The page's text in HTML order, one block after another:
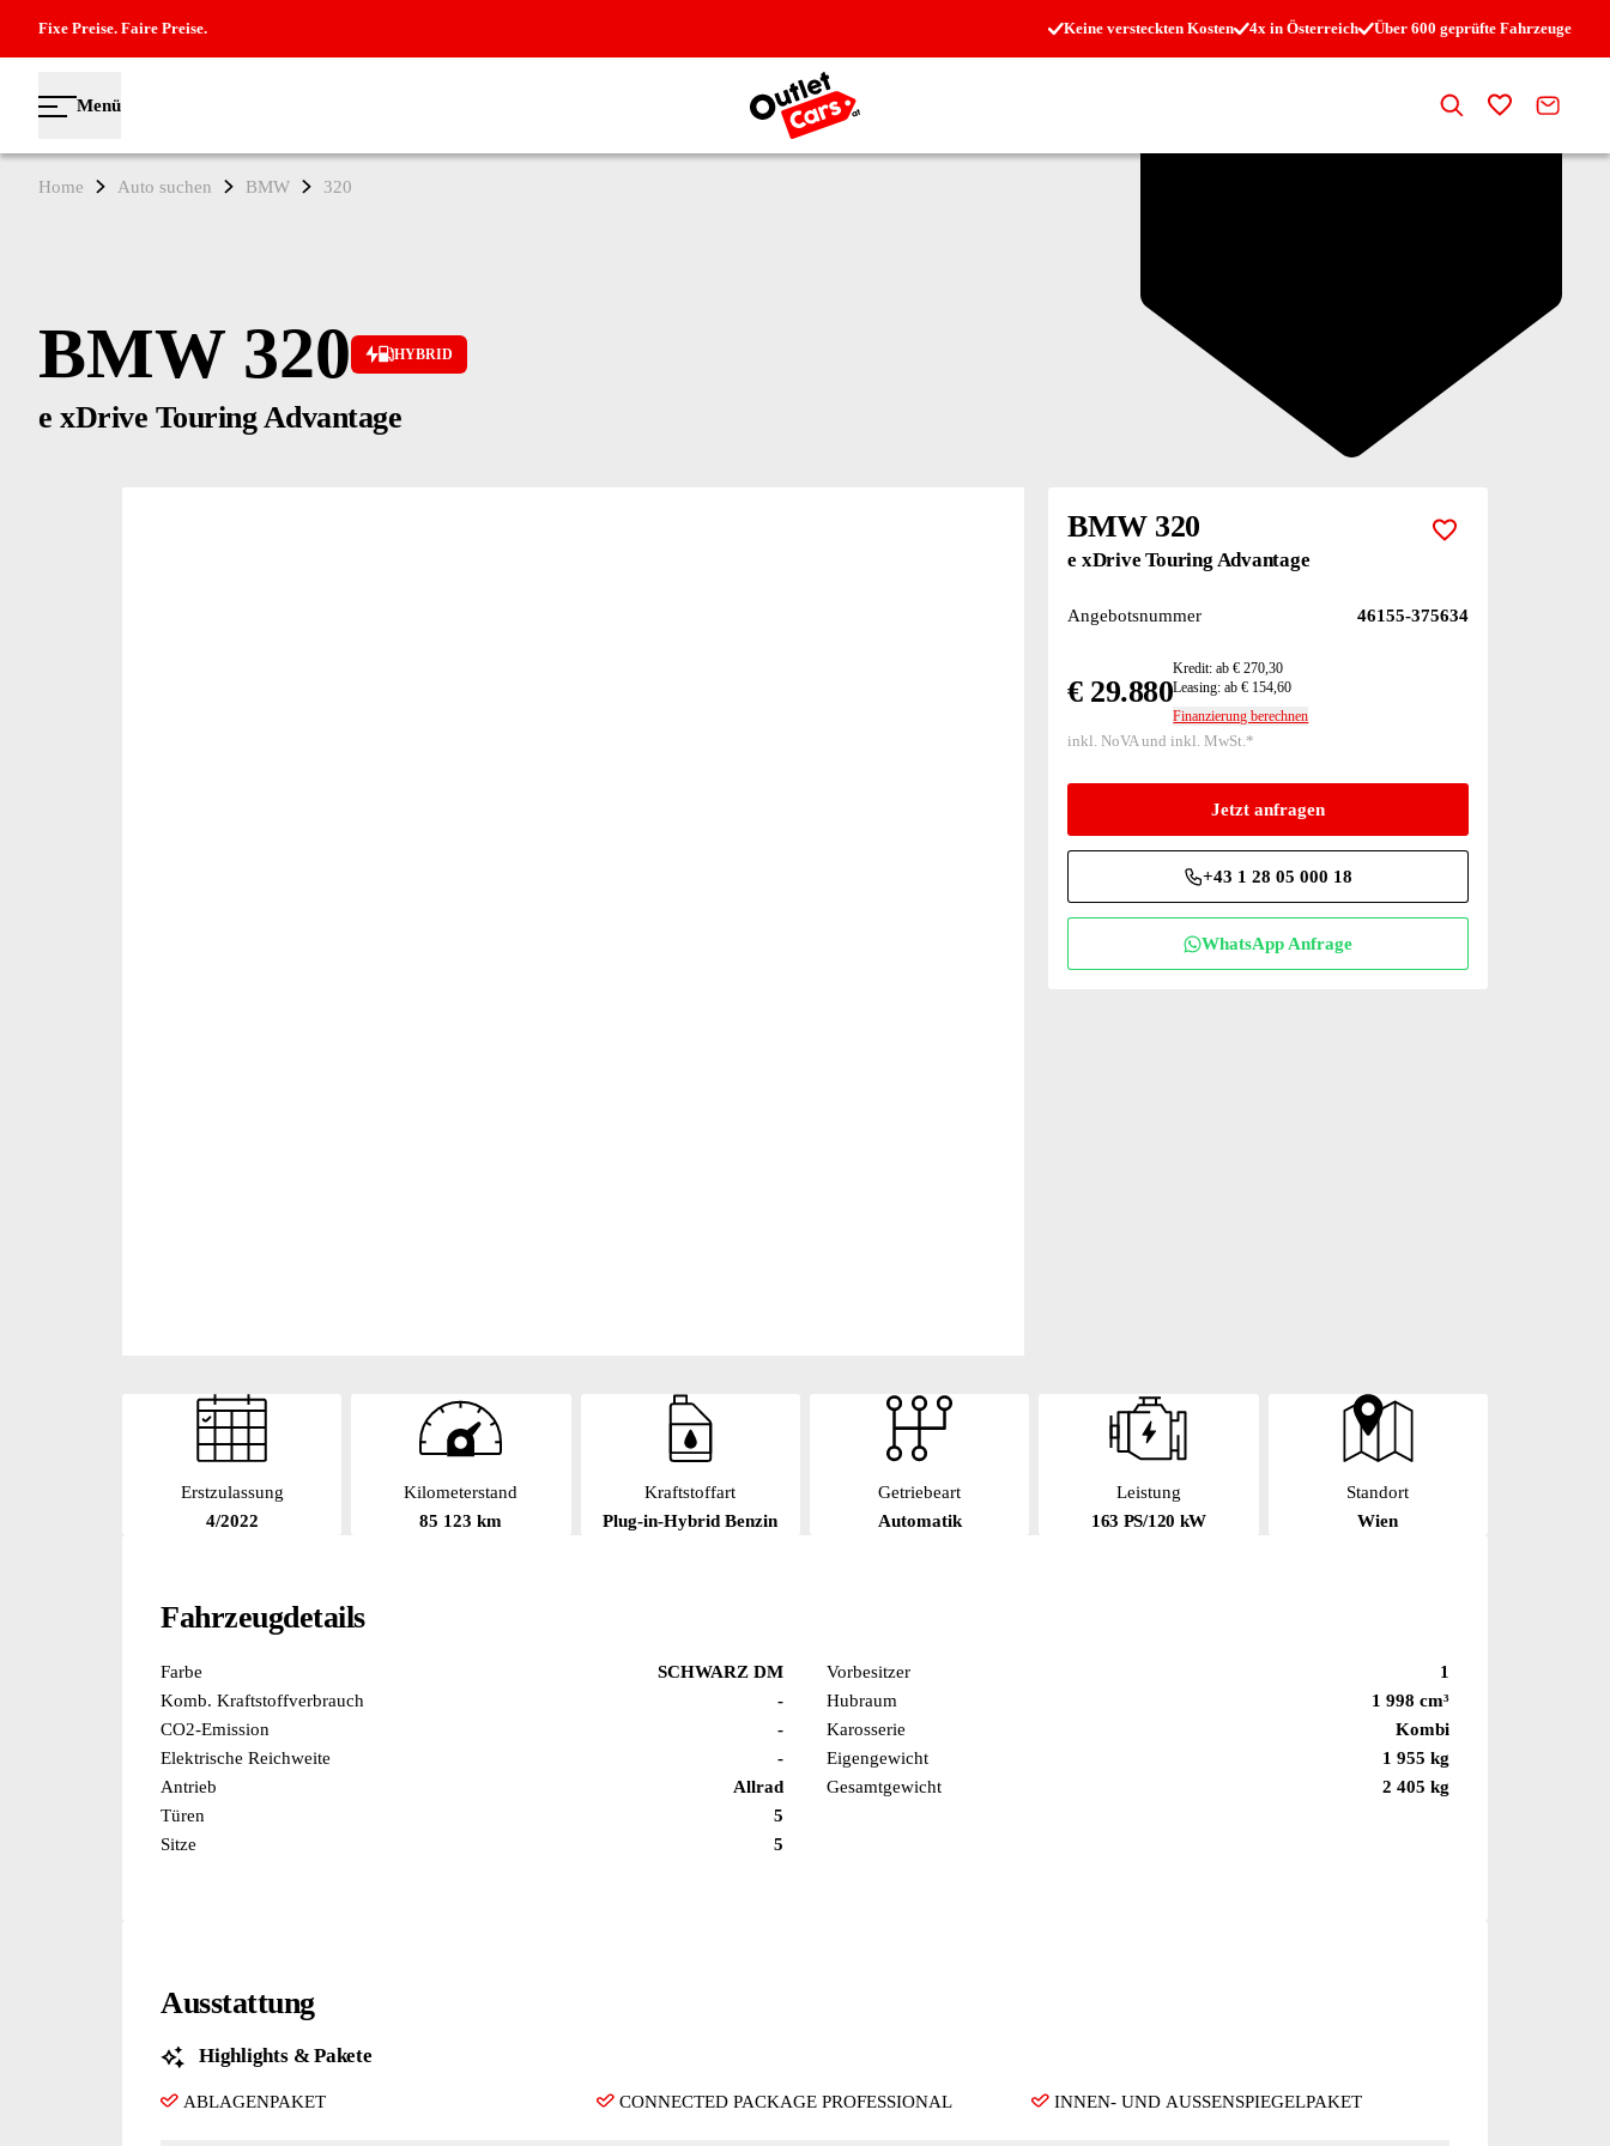
Fixe Preise. Faire Preise. Keine versteckten Kosten 4x in Österreich Über 600 geprüfte Fahrzeuge
Menü
Zur Startseite
SucheZur
Home Auto suchen BMW 320
HYBRID
BMW 320
e xDrive Touring Advantage
FINANZIERUNGS-BONUS
BMW 320
e xDrive Touring Advantage
Zur Merkliste
Angebotsnummer 46155-375634
€ 29.880
Kredit: ab € 270,30
Leasing: ab € 154,60
Finanzierung berechnen
inkl. NoVA und inkl. MwSt.*
Jetzt anfragen
+43 1 28 05 000 18
WhatsApp Anfrage
Erstzulassung
4/2022
Kilometerstand
85 123 km
Kraftstoffart
Plug-in-Hybrid Benzin
Getriebeart
Automatik
Leistung
163 PS/120 kW
Standort
Wien
Fahrzeugdetails
Farbe
SCHWARZ DM
Komb. Kraftstoffverbrauch
-
CO2-Emission
-
Elektrische Reichweite
-
Antrieb
Allrad
Türen
5
Sitze
5
Vorbesitzer
1
Hubraum
1 998 cm³
Karosserie
Kombi
Eigengewicht
1 955 kg
Gesamtgewicht
2 405 kg
Ausstattung
Highlights & Pakete
ABLAGENPAKET CONNECTED PACKAGE PROFESSIONAL INNEN- UND AUSSENSPIEGELPAKET